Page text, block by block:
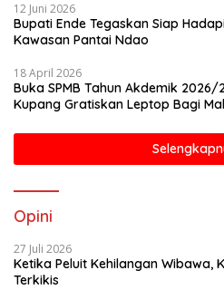
12 Juni 2026
Bupati Ende Tegaskan Siap
Kawasan Pantai Ndao
18 April 2026
Buka SPMB Tahun Akdemik
Kupang Gratiskan Leptop Bagi
Opini
27 Juli 2026
Ketika Peluit Kehilangan Wibawa,
Terkikis